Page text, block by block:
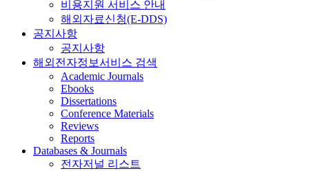
비용지원 서비스 안내
해외자료신청(E-DDS)
공지사항
공지사항
해외전자정보서비스 검색
Academic Journals
Ebooks
Dissertations
Conference Materials
Reviews
Reports
Databases & Journals
전자저널 리스트